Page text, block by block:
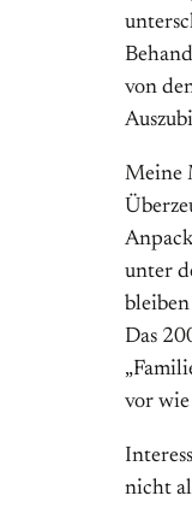
von
Meine
unter
Das
vor wie
nicht